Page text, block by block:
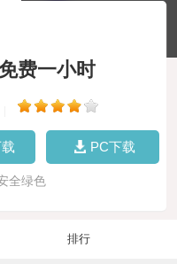
费一小时
PC下载
全绿色
排行